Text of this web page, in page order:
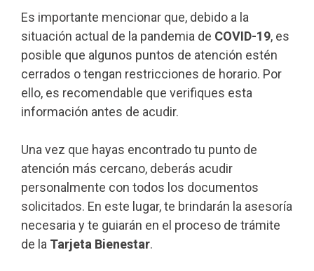
Es importante mencionar que, debido a la
situación actual de la pandemia de COVID-19, es
posible que algunos puntos de atención estén
cerrados o tengan restricciones de horario. Por
ello, es recomendable que verifiques esta
información antes de acudir.
Una vez que hayas encontrado tu punto de
atención más cercano, deberás acudir
personalmente con todos los documentos
solicitados. En este lugar, te brindarán la asesoría
necesaria y te guiarán en el proceso de trámite
de la Tarjeta Bienestar.